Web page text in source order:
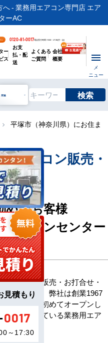
- 業務用エアコン専門店 エア
ーAC
ン 0120-81-0017電話受付時間 / 9:00～17:30(月～金)
ー
ス
お支
払・配
送
よくある
ご質問
会社
概要
メ
ニュー
用途 検索
chevron_right
平塚市（神奈川県）にお住ま
エアコン販売・
めのお客様
エアコンセンター
調機器の販売・お打合せ・
承ります。弊社は創業1967
を日本で初めてオープンし
顧いただいている業務用エア
見積もり
0017
～17:30